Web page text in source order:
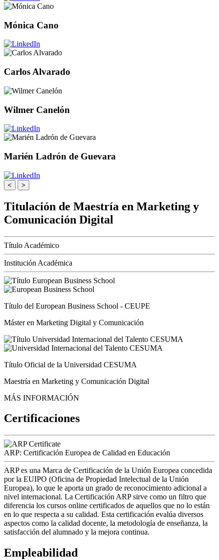
Mónica Cano
Carlos Alvarado
Wilmer Canelón
Marién Ladrón de Guevara
< >
Titulación de Maestría en Marketing y
Comunicación Digital
Título Académico
Institución Académica
Título del European Business School - CEUPE
Máster en Marketing Digital y Comunicación
Título Oficial de la Universidad CESUMA
Maestría en Marketing y Comunicación Digital
MÁS INFORMACIÓN
Certificaciones
ARP: Certificación Europea de Calidad en Educación
ARP es una Marca de Certificación de la Unión Europea concedida
por la EUIPO (Oficina de Propiedad Intelectual de la Unión
Europea), lo que le aporta un grado de reconocimiento adicional a
nivel internacional. La Certificación ARP sirve como un filtro que
diferencia los cursos online certificados de aquellos que no lo están
en lo que respecta a su calidad. Esta certificación evalúa diversos
aspectos como la calidad docente, la metodología de enseñanza, la
satisfacción del alumnado y la mejora continua.
Empleabilidad